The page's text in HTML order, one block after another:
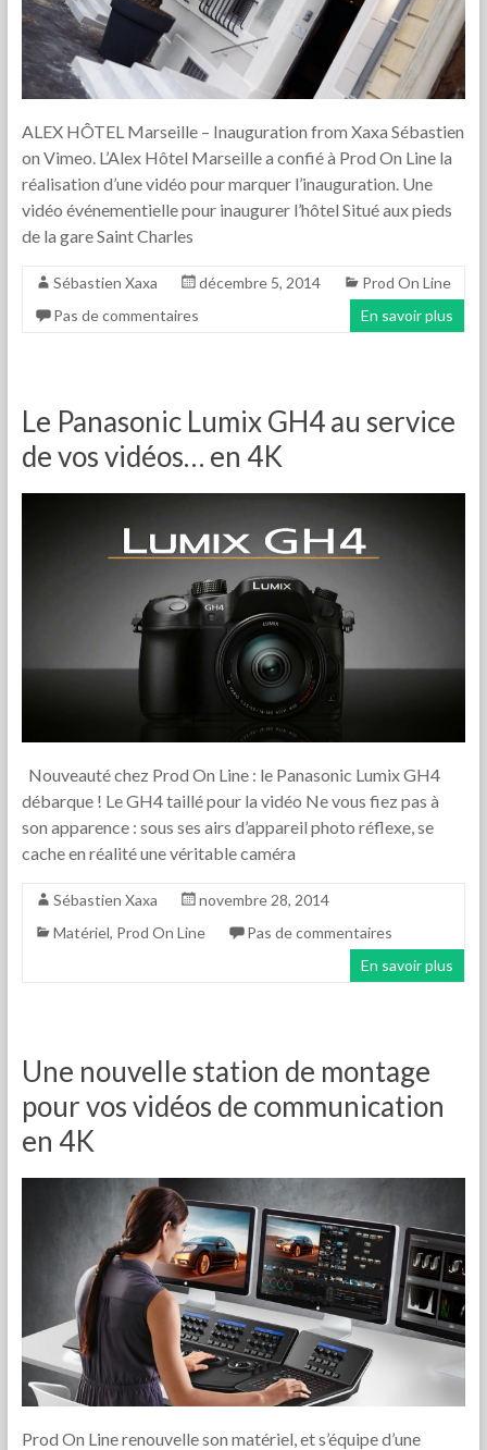
ALEX HÔTEL Marseille – Inauguration from Xaxa Sébastien
on Vimeo. L’Alex Hôtel Marseille a confié à Prod On Line la
réalisation d’une vidéo pour marquer l’inauguration. Une
vidéo événementielle pour inaugurer l’hôtel Situé aux pieds
de la gare Saint Charles
Sébastien Xaxa décembre 5, 2014
Prod On Line
Pas de commentaires
En savoir plus
Le Panasonic Lumix GH4 au service
de vos vidéos… en 4K
Nouveauté chez Prod On Line : le Panasonic Lumix GH4
débarque ! Le GH4 taillé pour la vidéo Ne vous fiez pas à
son apparence : sous ses airs d’appareil photo réflexe, se
cache en réalité une véritable caméra
Sébastien Xaxa
novembre 28, 2014
Matériel, Prod On Line
Pas de commentaires
En savoir plus
Une nouvelle station de montage
pour vos vidéos de communication
en 4K
Prod On Line renouvelle son matériel, et s’équipe d’une